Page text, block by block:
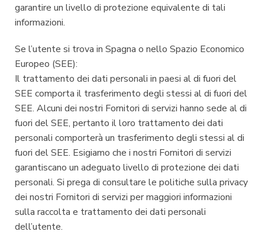
garantire un livello di protezione equivalente di tali
informazioni.
Se l’utente si trova in Spagna o nello Spazio Economico
Europeo (SEE):
Il trattamento dei dati personali in paesi al di fuori del
SEE comporta il trasferimento degli stessi al di fuori del
SEE. Alcuni dei nostri Fornitori di servizi hanno sede al di
fuori del SEE, pertanto il loro trattamento dei dati
personali comporterà un trasferimento degli stessi al di
fuori del SEE. Esigiamo che i nostri Fornitori di servizi
garantiscano un adeguato livello di protezione dei dati
personali. Si prega di consultare le politiche sulla privacy
dei nostri Fornitori di servizi per maggiori informazioni
sulla raccolta e trattamento dei dati personali
dell’utente.